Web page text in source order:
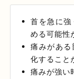
首を急に強
める可能性
痛みがある
化すること
痛みが強い